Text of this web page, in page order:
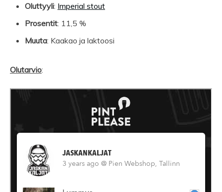
Oluttyyli: Imperial stout
Prosentit: 11,5 %
Muuta: Kaakao ja laktoosi
Olutarvio: